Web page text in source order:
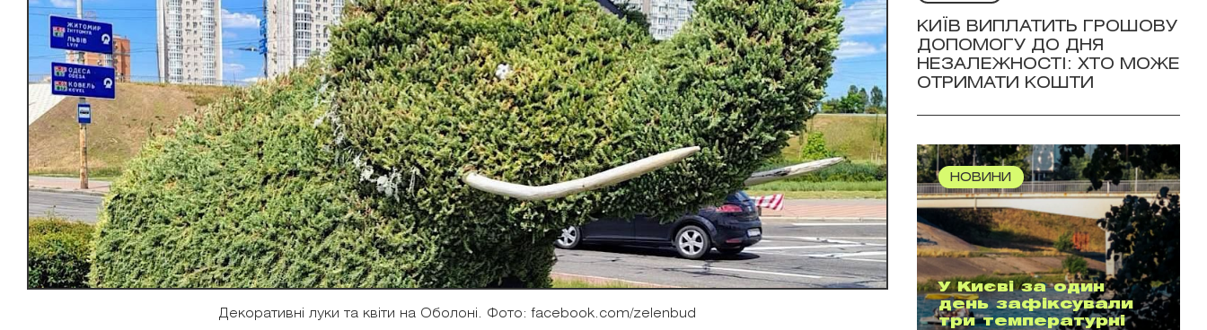
Декоративні луки та квіти на Оболоні. Фото: facebook.com/zelenbud
КИЇВ ВИПЛАТИТЬ ГРОШОВУ
ДОПОМОГУ ДО ДНЯ
НЕЗАЛЕЖНОСТІ: ХТО МОЖЕ
ОТРИМАТИ КОШТИ
НОВИНИ
У Києві за один
день зафіксували
три температурні